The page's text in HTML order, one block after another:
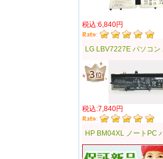
税込:6,840円
LG LBV7227E パソコン
税込:7,840円
HP BM04XL ノートPC